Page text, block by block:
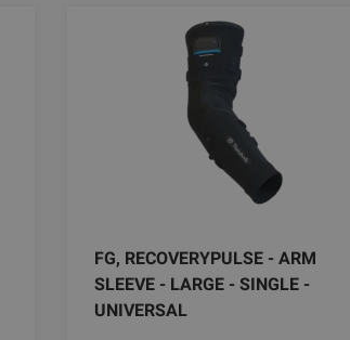
FG, RECOVERYPULSE - ARM
SLEEVE - LARGE - SINGLE -
UNIVERSAL